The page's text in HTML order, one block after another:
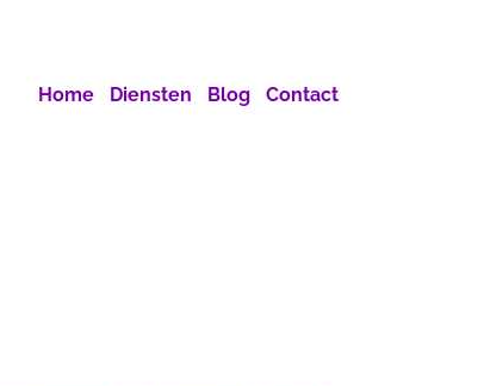
Home Diensten Blog Contact